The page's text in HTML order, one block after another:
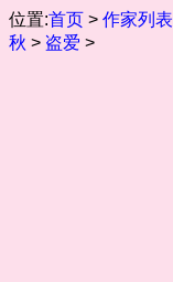
位置:首页 > 作家列表
秋 > 盗爱 >